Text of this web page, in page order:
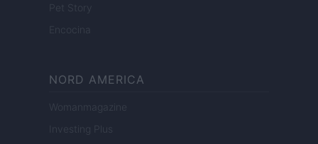
Pet Story
Encocina
NORD AMERICA
Womanmagazine
Investing Plus